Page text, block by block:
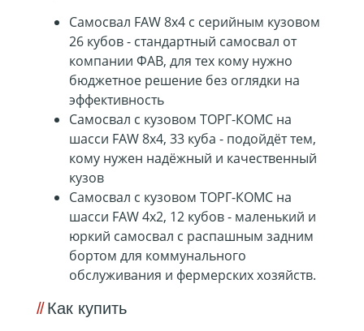
Самосвал FAW 8x4 с серийным кузовом
26 кубов- стандартный самосвал от
компании ФАВ, для тех кому нужно
бюджетное решение без оглядки на
эффективность
Самосвал с кузовом ТОРГ-КОМС на
шасси FAW 8х4, 33 куба - подойдёт тем,
кому нужен надёжный и качественный
кузов
Самосвал с кузовом ТОРГ-КОМС на
шасси FAW 4x2, 12 кубов- маленький и
юркий самосвал с распашным задним
бортом для коммунального
обслуживания и фермерских хозяйств.
Как купить